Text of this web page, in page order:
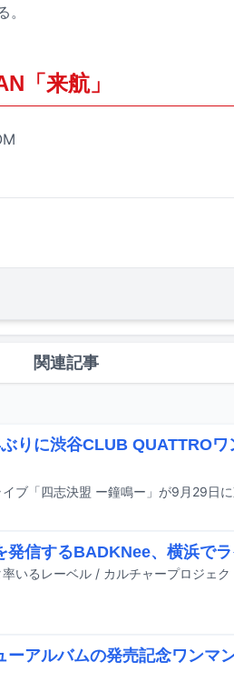
「来航」
関連記事
りに渋谷CLUB QUATTRO
発信するBADKNee、横浜で
ーアルバムの発売記念ワンマ